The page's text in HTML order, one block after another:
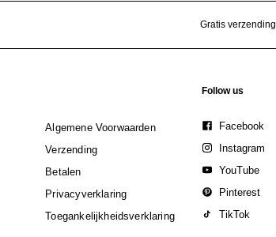
Gratis
Algemene Voorwaarden
Verzending
Betalen
Privacyverklaring
Toegankelijkheidsverklaring
Follow us
Facebook
Instagram
YouTube
Pinterest
TikTok